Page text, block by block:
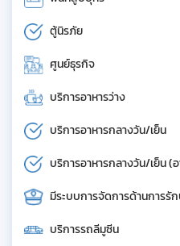
ตู้นิรภัย
ศูนย์ธุรกิจ
บริการอาหารว่าง
บริการอาหารกลางวัน/เย็น
บริการอาหารกลางวัน/เย็น (
มีระบบการจัดการด้านการรั
บริการรถลีมูซีน